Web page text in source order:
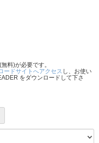
料)が必要です。
ードサイトへアクセス し、お使い
をダウンロードして下さ